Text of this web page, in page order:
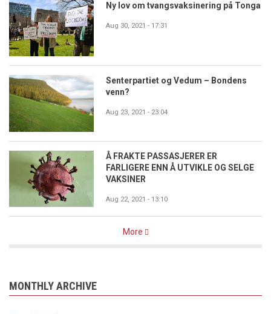
Ny lov om tvangsvaksinering på Tonga
Aug 30, 2021 - 17:31
Senterpartiet og Vedum – Bondens
venn?
Aug 23, 2021 - 23:04
Å FRAKTE PASSASJERER ER
FARLIGERE ENN Å UTVIKLE OG SELGE
VAKSINER
Aug 22, 2021 - 13:10
More
MONTHLY ARCHIVE